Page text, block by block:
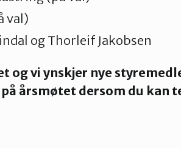
val)
og Thorleif Jakobsen
og vi ynskjer nye
årsmøtet dersom du kan